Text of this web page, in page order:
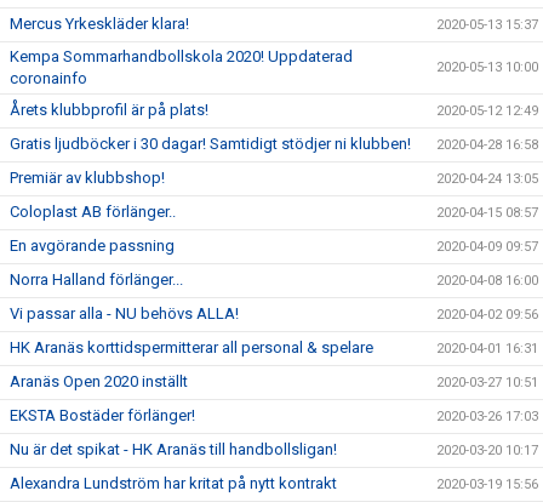
Mercus Yrkeskläder klara! 2020-05-13 15:37
Kempa Sommarhandbollskola 2020! Uppdaterad
coronainfo
2020-05-13 10:00
Årets klubbprofil är på plats! 2020-05-12 12:49
Gratis ljudböcker i 30 dagar! Samtidigt stödjer ni klubben! 2020-04-28 16:58
Premiär av klubbshop! 2020-04-24 13:05
Coloplast AB förlänger.. 2020-04-15 08:57
En avgörande passning 2020-04-09 09:57
Norra Halland förlänger... 2020-04-08 16:00
Vi passar alla - NU behövs ALLA! 2020-04-02 09:56
HK Aranäs korttidspermitterar all personal & spelare 2020-04-01 16:31
Aranäs Open 2020 inställt 2020-03-27 10:51
EKSTA Bostäder förlänger! 2020-03-26 17:03
Nu är det spikat - HK Aranäs till handbollsligan! 2020-03-20 10:17
Alexandra Lundström har kritat på nytt kontrakt 2020-03-19 15:56